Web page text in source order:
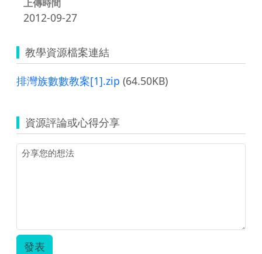
上傳時間
2012-09-27
教學資源檔案連結
排灣族數數教案[1].zip (64.50KB)
資源評論或心得分享
發表